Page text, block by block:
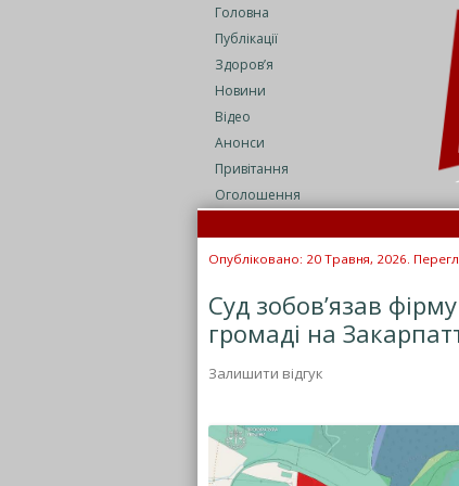
Головна
Публікації
Здоров’я
Новини
Відео
Анонси
Привітання
Оголошення
Опубліковано: 20 Травня, 2026.
Суд зобов’язав
громаді на
Залишити відгук